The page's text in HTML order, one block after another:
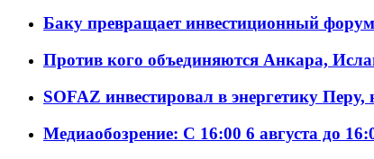
Баку превращает инвестиционный
Против кого объединяются Анкара,
SOFAZ инвестировал в энергетику
Медиаобозрение: С 16:00 6 августа до